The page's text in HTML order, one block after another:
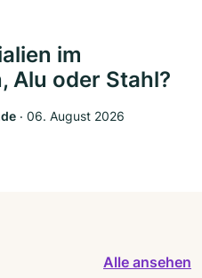
im
Alu oder Stahl?
‧ 06. August 2026
Alle ansehen